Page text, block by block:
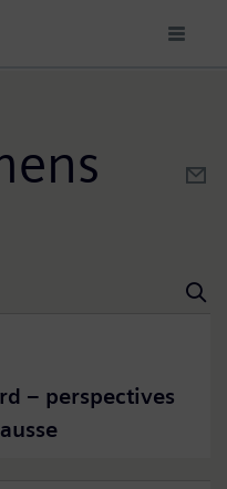
– perspectives